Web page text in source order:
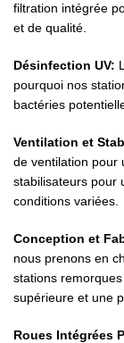
filtration intégrée
et de qualité.
Désinfection UV:
pourquoi nos
bactéries
Ventilation et
de ventilation pour
stabilisateurs pour
conditions variées.
Conception et
nous prenons en
stations
supérieure et une
Roues Intégrées